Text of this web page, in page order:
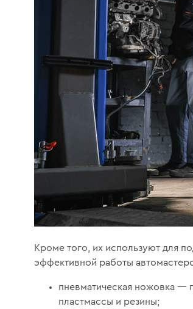
Кроме того, их используют для
эффективной работы
пневматическая ножовка —
пластмассы и резины;